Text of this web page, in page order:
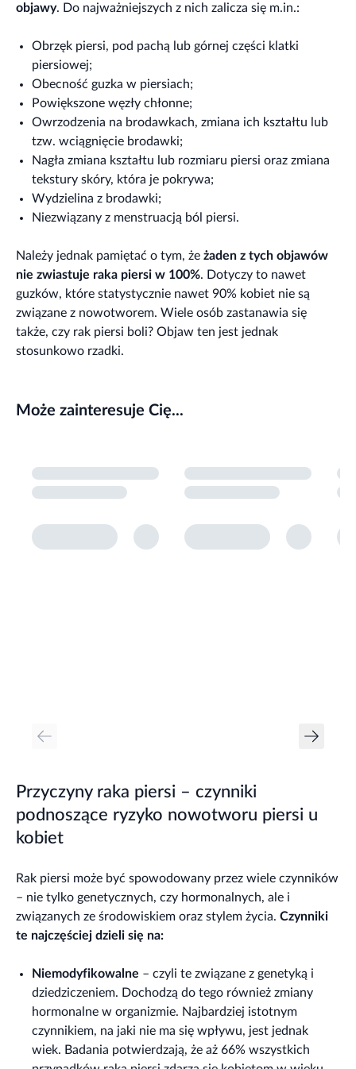
objawy. Do najważniejszych z nich zalicza się m.in.:
Obrzęk piersi, pod pachą lub górnej części klatki
piersiowej;
Obecność guzka w piersiach;
Powiększone węzły chłonne;
Owrzodzenia na brodawkach, zmiana ich kształtu lub
tzw. wciągnięcie brodawki;
Nagła zmiana kształtu lub rozmiaru piersi oraz zmiana
tekstury skóry, która je pokrywa;
Wydzielina z brodawki;
Niezwiązany z menstruacją ból piersi.
Należy jednak pamiętać o tym, że żaden z tych objawów
nie zwiastuje raka piersi w 100%. Dotyczy to nawet
guzków, które statystycznie nawet 90% kobiet nie są
związane z nowotworem. Wiele osób zastanawia się
także, czy rak piersi boli? Objaw ten jest jednak
stosunkowo rzadki.
Może zainteresuje Cię...
Przyczyny raka piersi – czynniki
podnoszące ryzyko nowotworu piersi u
kobiet
Rak piersi może być spowodowany przez wiele czynników
– nie tylko genetycznych, czy hormonalnych, ale i
związanych ze środowiskiem oraz stylem życia. Czynniki
te najczęściej dzieli się na:
Niemodyfikowalne – czyli te związane z genetyką i
dziedziczeniem. Dochodzą do tego również zmiany
hormonalne w organizmie. Najbardziej istotnym
czynnikiem, na jaki nie ma się wpływu, jest jednak
wiek. Badania potwierdzają, że aż 66% wszystkich